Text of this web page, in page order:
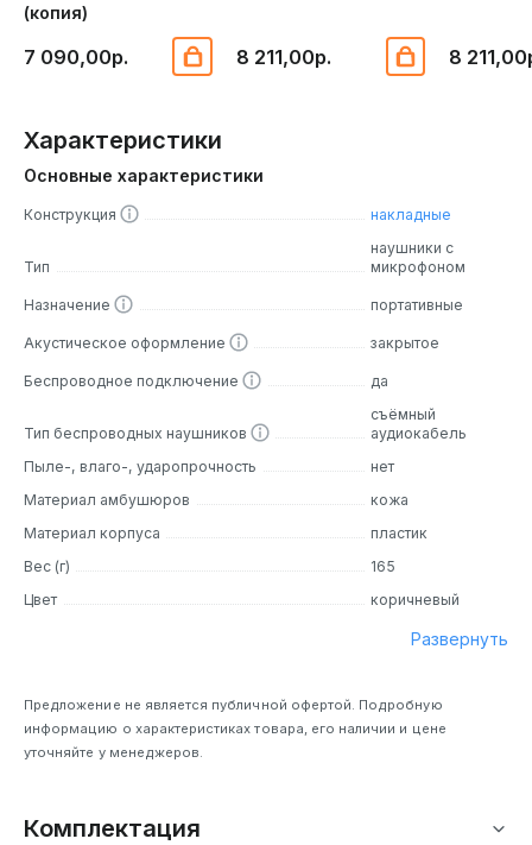
(копия)
7 090,00р. 8 211,00р. 8
Характеристики
Основные характеристики
Конструкция накладные
Тип
наушники с
микрофоном
Назначение портативные
Акустическое оформление закрытое
Беспроводное подключение да
Тип беспроводных наушников
съёмный
аудиокабель
Пыле-, влаго-, ударопрочность
нет
Материал амбушюров
кожа
Материал корпуса
пластик
Вес (г)
165
Цвет
коричневый
Развернуть
Предложение не является публичной офертой. Подробную
информацию о характеристиках товара, его наличии и цене
уточняйте у менеджеров.
Комплектация